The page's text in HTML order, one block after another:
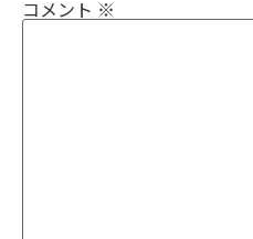
コメント ※